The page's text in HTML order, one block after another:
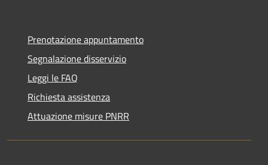
Prenotazione appuntamento
Segnalazione disservizio
Leggi le FAQ
Richiesta assistenza
Attuazione misure PNRR